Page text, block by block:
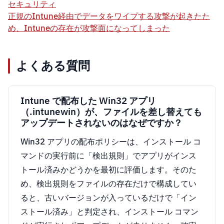
セキュリティ
正規のIntune経由でデータをワイプする攻撃が起きたた
め、Intuneの存在が攻撃面になってしまった
よくある質問
Intune で配布した Win32 アプリ
（.intunewin）が、ファイルを差し替えても
アップデートされないのはなぜですか？
Win32 アプリの配布ポリシーは、インストール コ
マンドの実行前に「検出規則」でアプリがインス
トール済みかどうかを最初に評価します。そのた
め、検出規則をファイルの存在だけで構成してい
ると、古いバージョンが入っているだけで「イン
ストール済み」と判定され、インストール コマン